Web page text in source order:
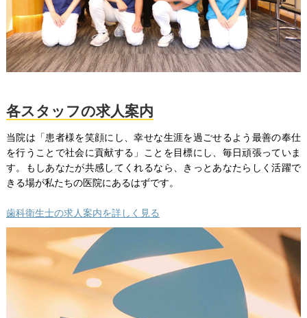
各スタッフの求人案内
当院は「患者様を笑顔にし、幸せな生涯を過ごせるよう最善の奉仕
を行うことで社会に貢献する」ことを目標にし、毎日頑張っていま
す。もしあなたが共感してくれるなら、きっとあなたらしく活躍で
きる場が私たちの医院にあるはずです。
歯科衛生士の求人案内を詳しく見る